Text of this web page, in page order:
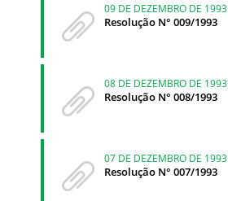
09 DE DEZEMBRO DE 1993
Resolução N° 009/1993
08 DE DEZEMBRO DE 1993
Resolução N° 008/1993
07 DE DEZEMBRO DE 1993
Resolução N° 007/1993